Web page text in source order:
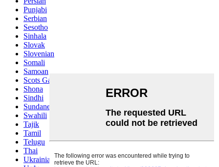
Punjabi
Serbian
Sesotho
Sinhala
Slovak
Slovenian
Somali
Samoan
Scots Gaelic
Shona
Sindhi
Sundanese
Swahili
Tajik
Tamil
Telugu
Thai
Ukrainian